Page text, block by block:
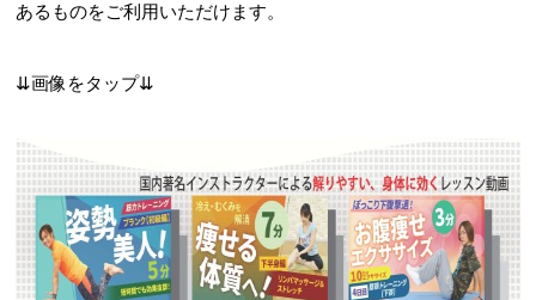
あるものをご利用いただけます。
⇊画像をタップ⇊